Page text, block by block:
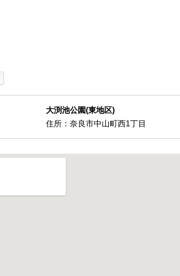
大渕池公園(東地区)
住所：奈良市中山町西1丁目